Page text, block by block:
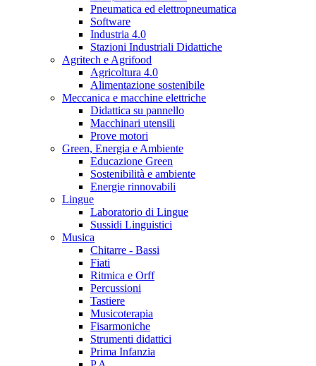
Pneumatica ed elettropneumatica
Software
Industria 4.0
Stazioni Industriali Didattiche
Agritech e Agrifood
Agricoltura 4.0
Alimentazione sostenibile
Meccanica e macchine elettriche
Didattica su pannello
Macchinari utensili
Prove motori
Green, Energia e Ambiente
Educazione Green
Sostenibilità e ambiente
Energie rinnovabili
Lingue
Laboratorio di Lingue
Sussidi Linguistici
Musica
Chitarre - Bassi
Fiati
Ritmica e Orff
Percussioni
Tastiere
Musicoterapia
Fisarmoniche
Strumenti didattici
Prima Infanzia